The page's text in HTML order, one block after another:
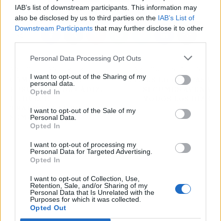
IAB’s list of downstream participants. This information may
also be disclosed by us to third parties on the IAB’s List of
Downstream Participants that may further disclose it to other
Personal Data Processing Opt Outs
I want to opt-out of the Sharing of my
personal data.
Opted In
I want to opt-out of the Sale of my
Personal Data.
Opted In
I want to opt-out of processing my
Personal Data for Targeted Advertising.
Opted In
I want to opt-out of Collection, Use,
Retention, Sale, and/or Sharing of my
Personal Data that Is Unrelated with the
Purposes for which it was collected.
Opted Out
CÓMO HACER LOS
ROSQUETES DE CÁDIZ,
EL DULCE
TRADICIONAL DE
SEMANA SANTA
ESTO ES LO QUE PASA